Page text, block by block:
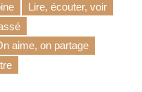
Lire, écouter, voir
aime, on partage